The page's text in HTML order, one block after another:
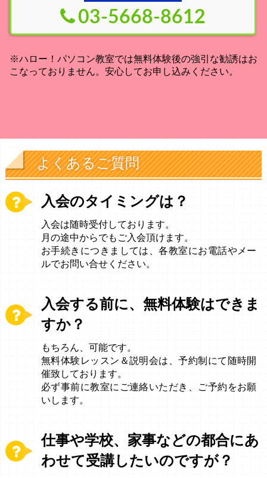
03-5668-8612
※ハロー！パソコン教室では無料体験後の強引な勧誘はお
こなっておりません。安心してお申し込みください。
よくあるご質問
入会のタイミングは？
入会は随時受付しております。
月の途中からでもご入会頂けます。
お手続きにつきましては、各教室にお電話やメー
ルでお問い合せください。
入会する前に、無料体験はできま
すか？
もちろん、可能です。
無料体験レッスン＆説明会は、予約制にて随時開
催致しております。
必ず事前に教室にご連絡いただき、ご予約をお願
いします。
仕事や学校、家事などの都合にあ
わせて受講したいのですが？